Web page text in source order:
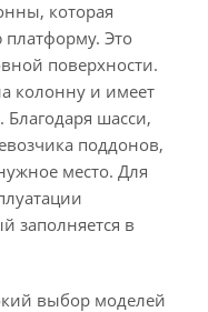
которая
платформу. Это
поверхности.
колонну и имеет
шасси,
поддонов,
место. Для
заполняется в
выбор моделей